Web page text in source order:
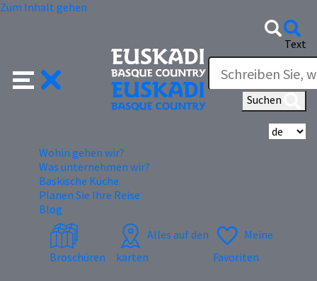
Zum Inhalt gehen
Text
Suchen
Wohin gehen wir?
Was unternehmen wir?
Baskische Küche
Planen Sie Ihre Reise
Blog
Broschüren
Alles auf den
karten
Meine
Favoriten